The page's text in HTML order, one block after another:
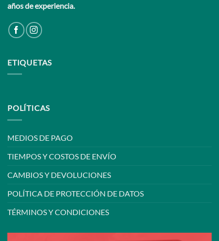
años de experiencia.
ETIQUETAS
POLÍTICAS
MEDIOS DE PAGO
TIEMPOS Y COSTOS DE ENVÍO
CAMBIOS Y DEVOLUCIONES
POLÍTICA DE PROTECCIÓN DE DATOS
TÉRMINOS Y CONDICIONES